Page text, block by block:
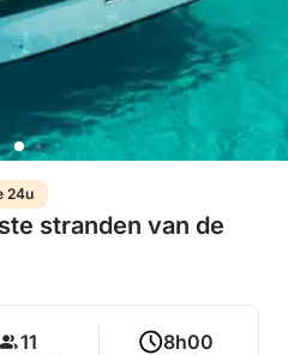
24u
stranden van de
11 8h00